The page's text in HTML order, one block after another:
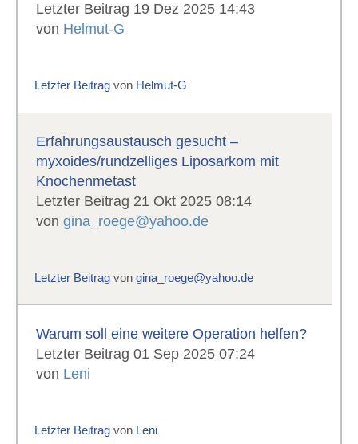
Letzter Beitrag 19 Dez 2025 14:43
von Helmut-G
Letzter Beitrag von Helmut-G
Erfahrungsaustausch gesucht –
myxoides/rundzelliges Liposarkom mit
Knochenmetast
Letzter Beitrag 21 Okt 2025 08:14
vongina_roege@yahoo.de
Letzter Beitrag vongina_roege@yahoo.de
Warum soll eine weitere Operation helfen?
Letzter Beitrag 01 Sep 2025 07:24
von Leni
Letzter Beitrag von Leni